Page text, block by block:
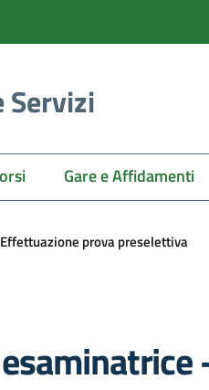
Servizi
Gare e Affidamenti
prova preselettiva